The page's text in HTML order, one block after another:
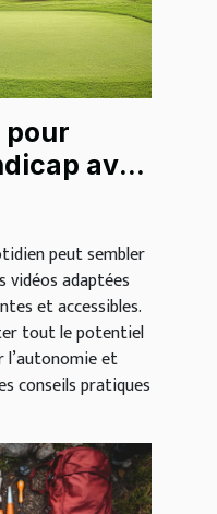
pour
avec
peut sembler
vidéos adaptées
et accessibles.
tout le potentiel
et
conseils pratiques